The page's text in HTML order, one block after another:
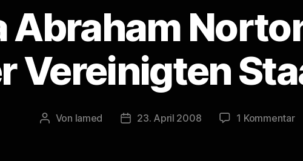
Abraham
Vereinigten
Beitragsautor
Von lamed Veröffentlichungsdatum
23. April 2008 1 Kommentarzu